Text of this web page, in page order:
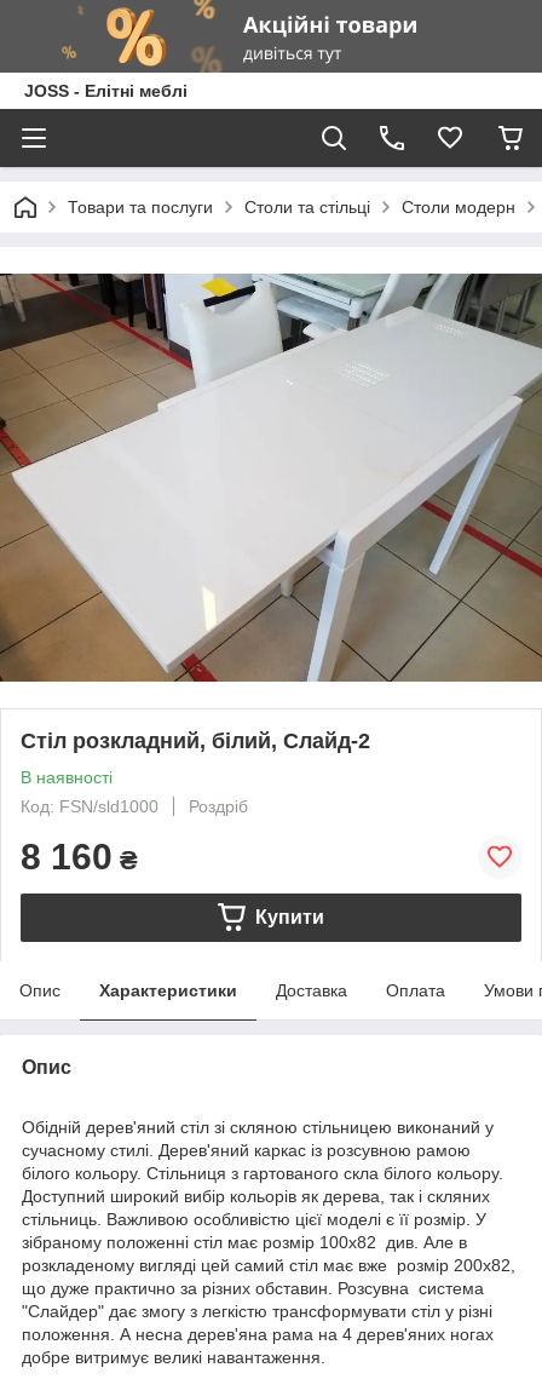
JOSS - Елітні меблі
Товари та послуги Столи та стільці Столи модерн
Стіл розкладний, білий, Слайд-2
В наявності
Код: FSN/sld1000
Роздріб
8 160 ₴
Купити
Опис Характеристики Доставка Оплата Умови
Опис
Обідній дерев'яний стіл зі скляною стільницею виконаний у
сучасному стилі. Дерев'яний каркас із розсувною рамою
білого кольору. Стільниця з гартованого скла білого кольору.
Доступний широкий вибір кольорів як дерева, так і скляних
стільниць. Важливою особливістю цієї моделі є її розмір. У
зібраному положенні стіл має розмір 100х82 див. Але в
розкладеному вигляді цей самий стіл має вже розмір 200х82,
що дуже практично за різних обставин. Розсувна система
"Слайдер" дає змогу з легкістю трансформувати стіл у різні
положення. А несна дерев'яна рама на 4 дерев'яних ногах
добре витримує великі навантаження.